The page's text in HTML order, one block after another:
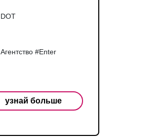
DOT
Агентство #Enter
узнай больше